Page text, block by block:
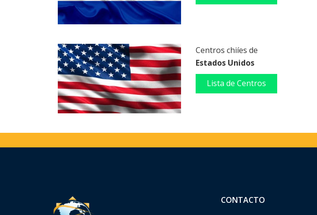
Centros chiíes de
Estados Unidos
Lista de Centros
CONTACTO